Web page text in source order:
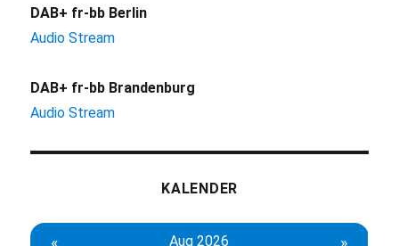
DAB+ fr-bb Berlin
Audio Stream
DAB+ fr-bb Brandenburg
Audio Stream
KALENDER
« Aug 2026 »